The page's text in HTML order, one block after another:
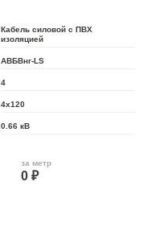
Кабель силовой с ПВХ
изоляцией
АВБВнг-LS
4
4х120
0.66 кВ
за метр
0 ₽